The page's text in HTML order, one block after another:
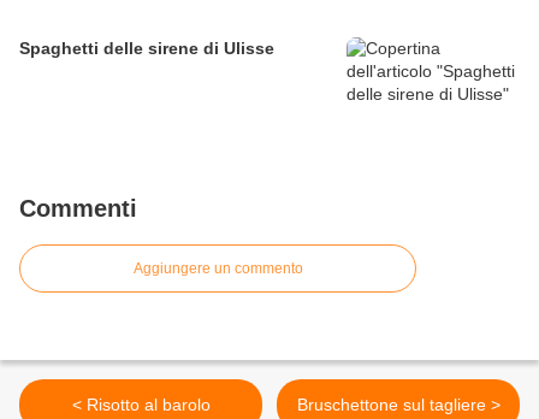
Spaghetti delle sirene di Ulisse
Commenti
Aggiungere un commento
< Risotto al barolo Bruschettone sul tagliere >